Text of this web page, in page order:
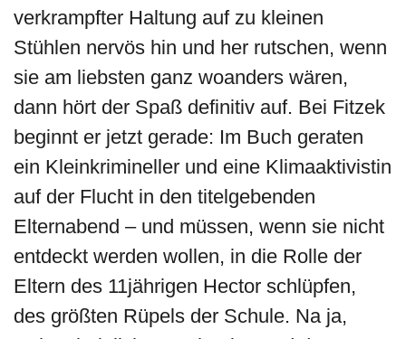
verkrampfter Haltung auf zu kleinen
Stühlen nervös hin und her rutschen, wenn
sie am liebsten ganz woanders wären,
dann hört der Spaß definitiv auf. Bei Fitzek
beginnt er jetzt gerade: Im Buch geraten
ein Kleinkrimineller und eine Klimaaktivistin
auf der Flucht in den titelgebenden
Elternabend – und müssen, wenn sie nicht
entdeckt werden wollen, in die Rolle der
Eltern des 11jährigen Hector schlüpfen,
des größten Rüpels der Schule. Na ja,